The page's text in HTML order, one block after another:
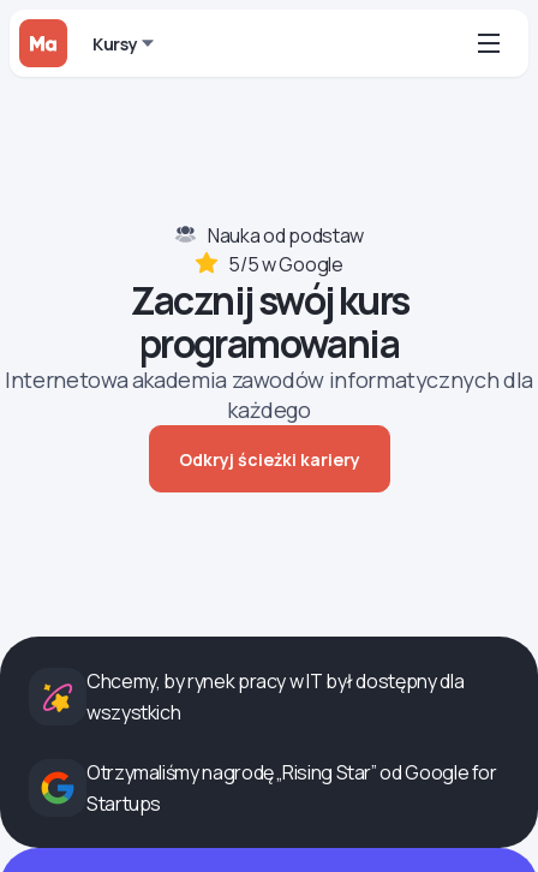
Kursy
Nauka od podstaw
5/5 w Google
Zacznij swój kurs
programowania
Internetowa akademia zawodów informatycznych dla
każdego
Odkryj ścieżki kariery
Chcemy, by rynek pracy w IT był dostępny dla
wszystkich
Otrzymaliśmy nagrodę „Rising Star” od Google for
Startups